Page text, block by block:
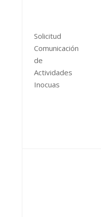
Solicitud
Comunicación
de
Actividades
Inocuas